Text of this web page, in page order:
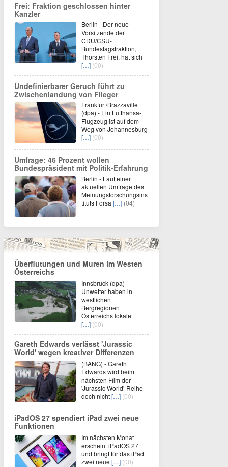
Frei: Fraktion geschlossen hinter
Kanzler
Berlin - Der neue
Vorsitzende der
CDU/CSU-
Bundestagsfraktion,
Thorsten Frei, hat sich
[…] (00)
Undefinierbarer Geruch führt zu
Zwischenlandung von Flieger
Frankfurt/Brazzaville
(dpa) - Ein Lufthansa-
Flugzeug ist auf dem
Weg von Johannesburg
[…] (00)
Umfrage: 46 Prozent wollen
Bundespräsident mit Politik-Erfahrung
Berlin - Laut einer
aktuellen Umfrage des
Meinungsforschungsins
tituts Forsa […] (04)
Überflutungen und Muren im Westen
Österreichs
Innsbruck (dpa) -
Unwetter haben in
westlichen
Bergregionen
Österreichs lokale
[…] (00)
Gareth Edwards verlässt 'Jurassic
World' wegen kreativer Differenzen
(BANG) - Gareth
Edwards wird beim
nächsten Film der
'Jurassic World'-Reihe
doch nicht[…] (00)
iPadOS 27 spendiert iPad zwei neue
Funktionen
Im nächsten Monat
erscheint iPadOS 27
und bringt für das iPad
zwei neue […] (00)